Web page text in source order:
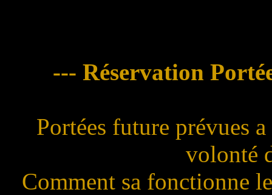
--- Réservation
Portées future prévues
volonté
Comment sa fonctionne